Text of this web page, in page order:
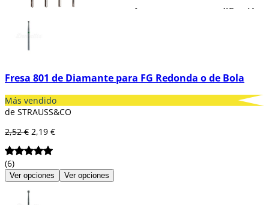
Estas fresas poseen una
codificación
variedad de fresas de diamante:
Fresa 801 de Diamante para FG Redonda o de Bola
Más vendido
de STRAUSS&CO
2,52 € 2,19 €
(6)
Ver opciones Ver opciones